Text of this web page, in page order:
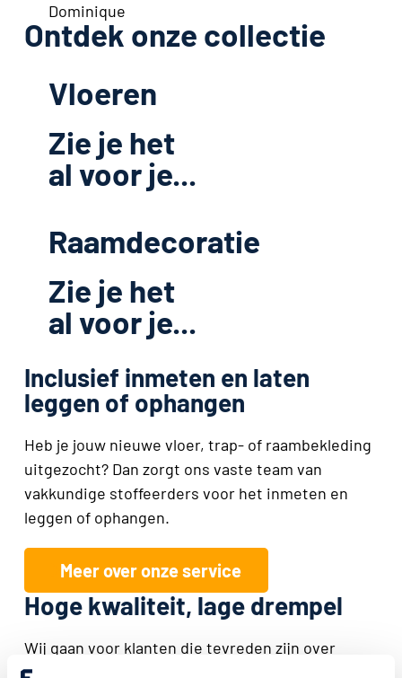
Dominique
Ontdek onze collectie
Vloeren
Zie je het
al voor je...
Raamdecoratie
Zie je het
al voor je...
Inclusief inmeten en laten
leggen of ophangen
Heb je jouw nieuwe vloer, trap- of raambekleding
uitgezocht? Dan zorgt ons vaste team van
vakkundige stoffeerders voor het inmeten en
leggen of ophangen.
Meer over onze service
Hoge kwaliteit, lage drempel
Wij gaan voor klanten die tevreden zijn over
eindresultaat én proces. Dat merk je aan alles. Je